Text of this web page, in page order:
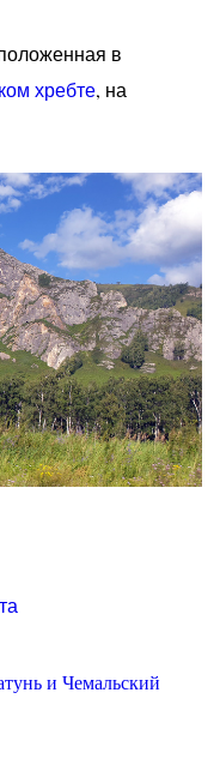
в
хребте, на
и Чемальский